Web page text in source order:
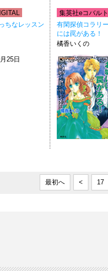
ちなレッスン
25日
集英社eコバル
有閑探偵コラリ
には罠がある！
橘香いくの
最初へ < 17